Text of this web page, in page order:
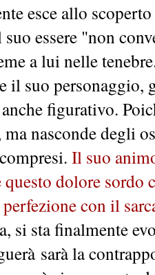
esce allo
essere "non
a lui nelle
il suo personaggio,
figurativo.
nasconde degli
Il suo
questo dolore
perfezione con il
si sta finalmente
sarà la